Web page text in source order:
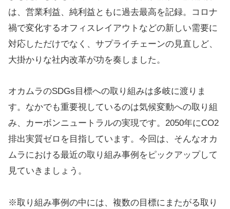
は、営業利益、純利益ともに過去最高を記録。コロナ
禍で変化するオフィスレイアウトなどの新しい需要に
対応しただけでなく、サプライチェーンの見直しど、
大掛かりな社内改革が功を奏しました。
オカムラのSDGs目標への取り組みは多岐に渡りま
す。なかでも重要視しているのは気候変動への取り組
み、カーボンニュートラルの実現です。2050年にCO2
排出実質ゼロを目指しています。今回は、そんなオカ
ムラにおける最近の取り組み事例をピックアップして
見ていきましょう。
※取り組み事例の中には、複数の目標にまたがる取り